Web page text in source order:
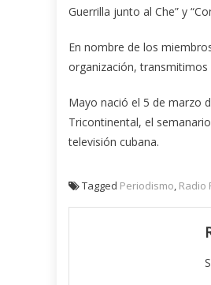
Guerrilla junto al Che” y
En nombre de los
organización,
Mayo nació el 5 de marzo
Tricontinental, el
televisión cubana.
Tagged Periodismo, Radio